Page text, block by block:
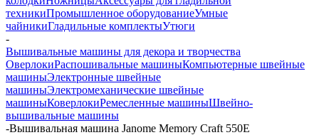
техникиПромышленное оборудованиеУмные
чайникиГладильные комплектыУтюги
-
Вышивальные машины для декора и творчества
ОверлокиРаспошивальные машиныКомпьютерные швейные
машиныЭлектронные швейные
машиныЭлектромеханические швейные
машиныКоверлокиРемесленные машиныШвейно-
вышивальные машины
-Вышивальная машина Janome Memory Craft 550E